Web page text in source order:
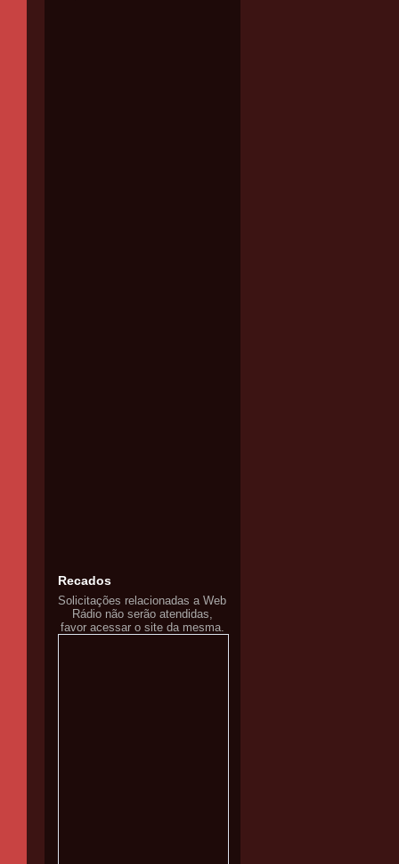
Recados
Solicitações relacionadas a Web
Rádio não serão atendidas,
favor acessar o site da mesma.